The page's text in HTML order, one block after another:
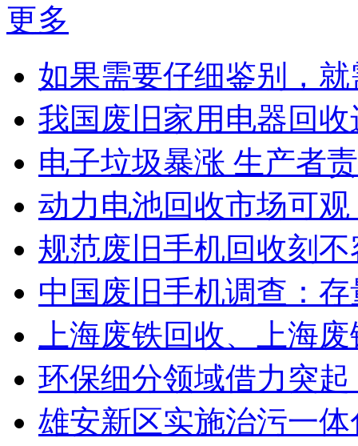
更多
如果需要仔细鉴别，
我国废旧家用电器回
电子垃圾暴涨 生产者
动力电池回收市场可
规范废旧手机回收刻不
中国废旧手机调查：
上海废铁回收、上海
环保细分领域借力突
雄安新区实施治污一